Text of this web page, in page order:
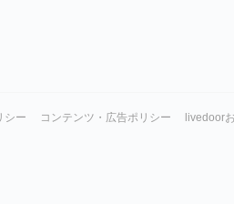
シー コンテンツ・広告ポリシー livedoor